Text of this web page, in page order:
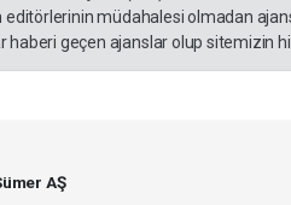
müdahalesi olmadan
haberi geçen ajanslar olup sitemizin
AŞ